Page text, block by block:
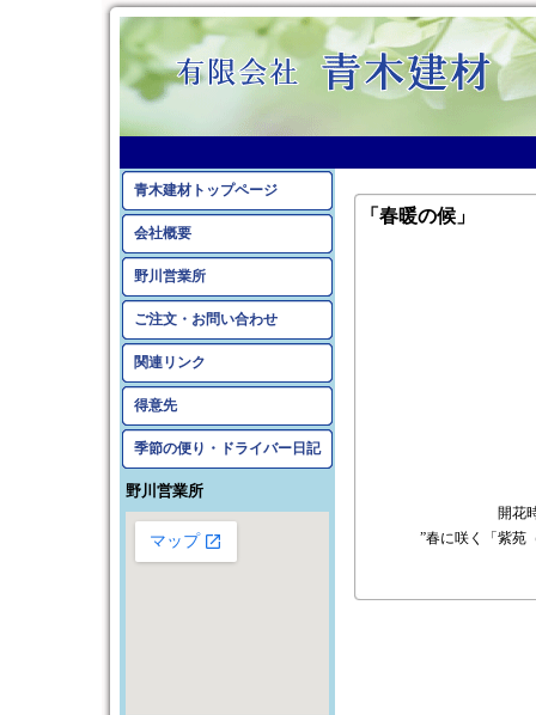
青木建材トップページ
会社概要
野川営業所
ご注文・お問い合わせ
関連リンク
得意先
季節の便り・ドライバー日記
野川営業所
「春暖の候」
開花
”春に咲く「 紫苑